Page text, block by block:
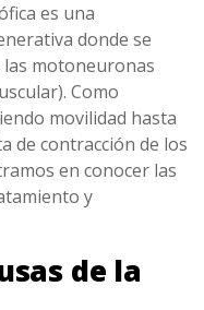
es una
donde se
motoneuronas
Como
movilidad hasta
de contracción de los
en conocer las
y
de la